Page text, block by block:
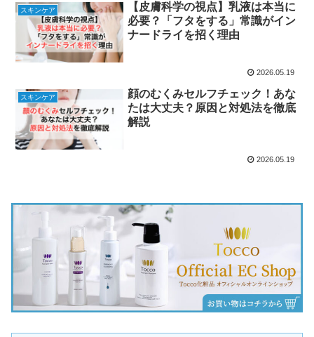
スキンケア
【皮膚科学の視点】乳液は本当に
必要？「フタをする」常識がイン
ナードライを招く理由
2026.05.19
スキンケア
顔のむくみセルフチェック！あな
たは大丈夫？原因と対処法を徹底
解説
2026.05.19